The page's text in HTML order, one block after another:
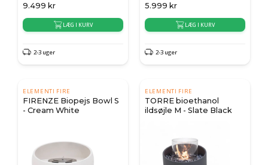
9.499 kr
LÆG I KURV
2-3 uger
5.999 kr
LÆG I KURV
2-3 uger
ELEMENTI FIRE
FIRENZE Biopejs Bowl S
- Cream White
ELEMENTI FIRE
TORRE bioethanol
ildsøjle M - Slate Black